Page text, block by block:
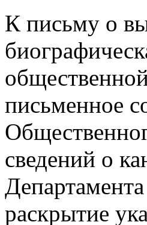
К письму о
письменное
сведений о
раскрытие